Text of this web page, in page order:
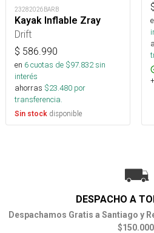
23282026BARB
Kayak Inflable Zray
Drift
$ 586.990
en 6cuotas de $97.832sin
interés
ahorras $23.480 por
transferencia.
Sin stock disponible
DESPACHO A
Despachamos Gratis a Santiago y
$150.000